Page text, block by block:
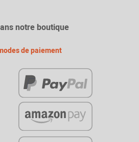
notre boutique
de paiement